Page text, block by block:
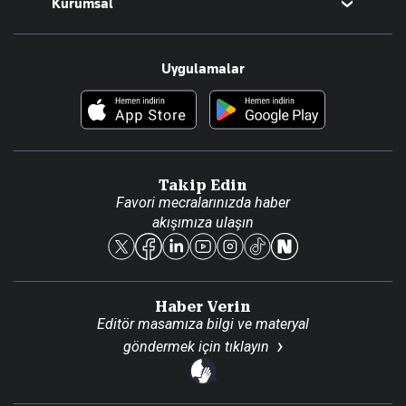
Teknoloji
Resmî Ilanlar
Foto Haber
Kurumsal
Hakkımızda
Künye
Reklam Ver
Uygulamalar
Takip Edin
Favori mecralarınızda haber
akışımıza ulaşın
Haber Verin
Editör masamıza bilgi ve materyal
göndermek için tıklayın